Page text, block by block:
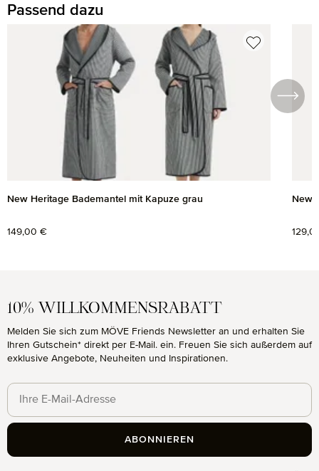
Passend dazu
Produktgalerie überspringen
New Heritage Bademantel mit Kapuze grau
Regulärer Preis:
149,00 €
New
10% WILLKOMMENSRABATT
Melden Sie sich zum MÖVE Friends Newsletter an und erhalten Sie
Ihren Gutschein* direkt per E-Mail. ein. Freuen Sie sich außerdem auf
exklusive Angebote, Neuheiten und Inspirationen.
ABONNIEREN